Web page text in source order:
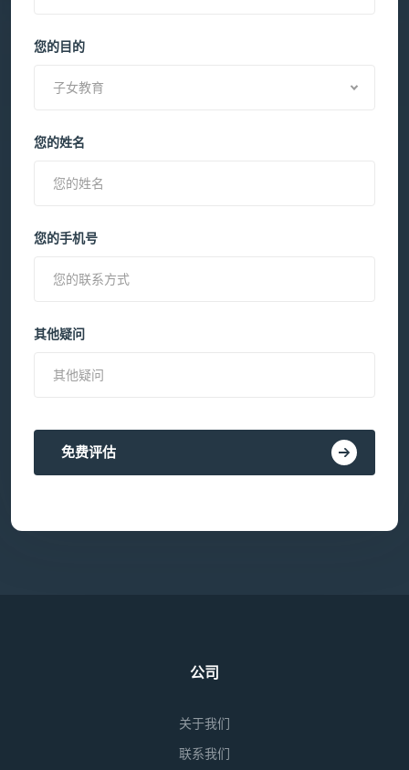
您的目的
子女教育
您的姓名
您的手机号
其他疑问
免费评估
公司
关于我们
联系我们